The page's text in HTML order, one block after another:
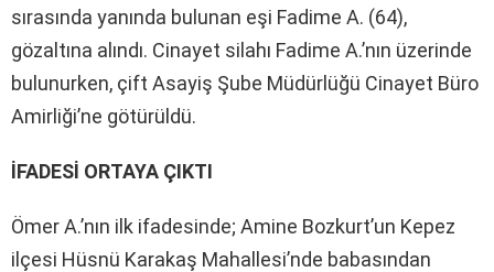
sırasında yanında bulunan eşi Fadime A. (64),
gözaltına alındı. Cinayet silahı Fadime A.’nın üzerinde
bulunurken, çift Asayiş Şube Müdürlüğü Cinayet Büro
Amirliği’ne götürüldü.
İFADESİ ORTAYA ÇIKTI
Ömer A.’nın ilk ifadesinde; Amine Bozkurt’un Kepez
ilçesi Hüsnü Karakaş Mahallesi’nde babasından